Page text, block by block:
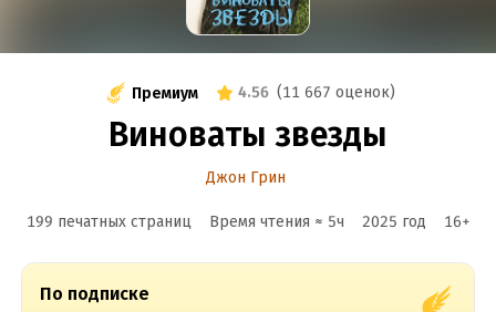
Премиум 4.56 (11 667 оценок)
Виноваты звезды
Джон Грин
199 печатных страниц Время чтения ≈ 5ч 2025 год 16+
По подписке